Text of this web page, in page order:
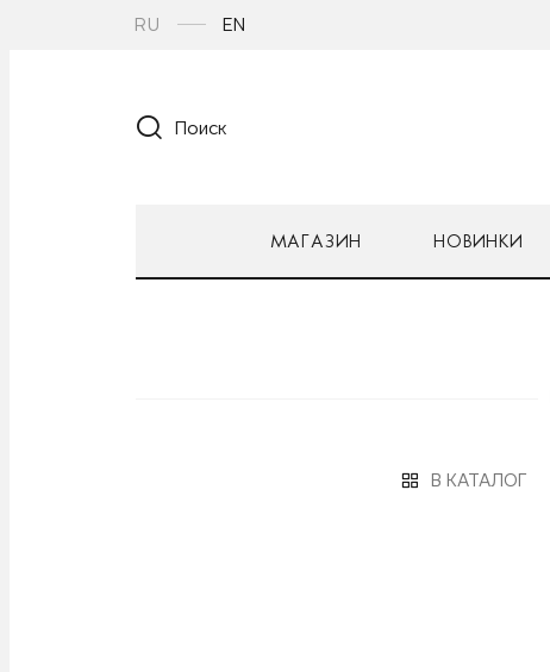
RU EN
Поиск
МАГАЗИН НОВИНКИ
В КАТАЛОГ